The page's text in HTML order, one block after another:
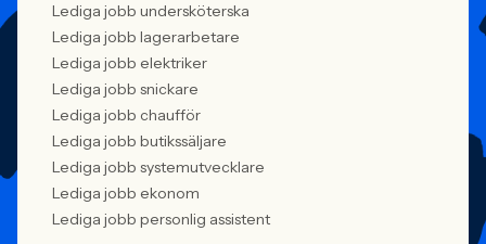
Lediga jobb undersköterska
Lediga jobb lagerarbetare
Lediga jobb elektriker
Lediga jobb snickare
Lediga jobb chaufför
Lediga jobb butikssäljare
Lediga jobb systemutvecklare
Lediga jobb ekonom
Lediga jobb personlig assistent